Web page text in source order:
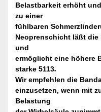
Belastbarkeit erhöht
zu einer
fühlbaren
Neoprenschicht läßt
und
ermöglicht eine höhere
starke 5113.
Wir empfehlen die
einzusetzen, wenn mit
Belastung